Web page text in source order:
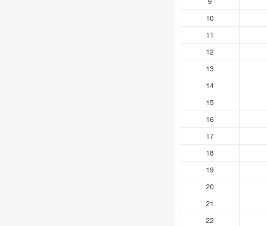
10
11
12
13
14
15
16
17
18
19
20
21
22